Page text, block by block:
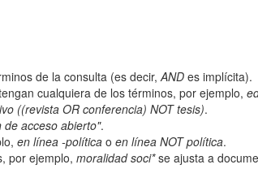
de la consulta (es decir, AND es implícita).
cualquiera de los términos, por ejemplo,
((revista OR conferencia) NOT tesis).
de acceso abierto".
en línea -política o en línea NOT política.
por ejemplo, moralidad soci*se ajusta a